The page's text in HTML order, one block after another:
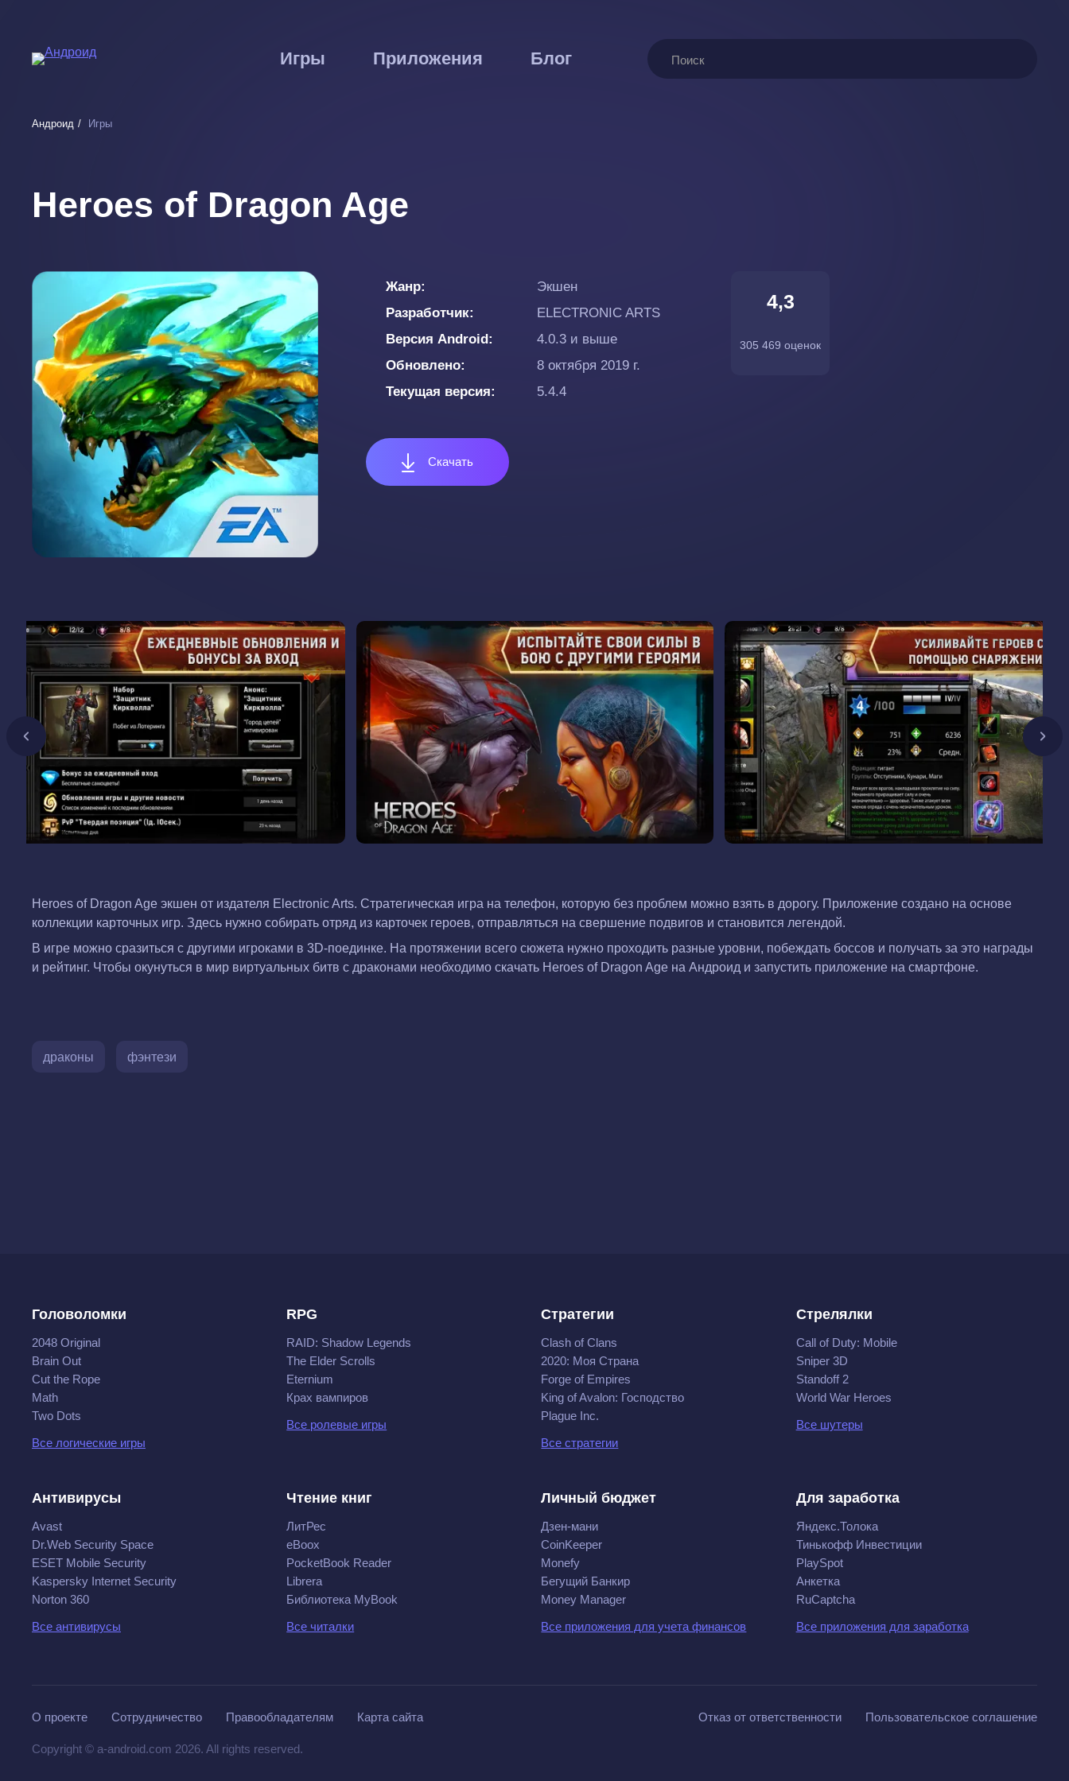
основному
Игры Приложения Блог Поиск
Андроид Игры
Heroes of Dragon Age
Жанр
Экшен
Разработчик
ELECTRONIC ARTS
Версия Android
4.0.3 и выше
Обновлено
8 октября 2019 г.
Текущая версия
5.4.4
Скачать
4,3
305 469 оценок
Heroes of Dragon Age экшен от издателя Electronic Arts. Стратегическая игра на телефон, которую без проблем можно взять в дорогу. Приложение создано на основе
коллекции карточных игр. Здесь нужно собирать отряд из карточек героев, отправляться на свершение подвигов и становится легендой.
В игре можно сразиться с другими игроками в 3D-поединке. На протяжении всего сюжета нужно проходить разные уровни, побеждать боссов и получать за это награды
и рейтинг. Чтобы окунуться в мир виртуальных битв с драконами необходимо скачать Heroes of Dragon Age на Андроид и запустить приложение на смартфоне.
драконы фэнтези
Головоломки
2048 Original
Brain Out
Cut the Rope
Math
Two Dots
Все логические игры
RPG
RAID: Shadow Legends
The Elder Scrolls
Eternium
Крах вампиров
Все ролевые игры
Стратегии
Clash of Clans
2020: Моя Cтрана
Forge of Empires
King of Avalon: Господство
Plague Inc.
Все стратегии
Стрелялки
Call of Duty: Mobile
Sniper 3D
Standoff 2
World War Heroes
Все шутеры
Антивирусы
Avast
Dr.Web Security Space
ESET Mobile Security
Kaspersky Internet Security
Norton 360
Все антивирусы
Чтение книг
ЛитРес
eBoox
PocketBook Reader
Librera
Библиотека MyBook
Все читалки
Личный бюджет
Дзен-мани
CoinKeeper
Monefy
Бегущий Банкир
Money Manager
Все приложения для учета финансов
Для заработка
Яндекс.Толока
Тинькофф Инвестиции
PlaySpot
Анкетка
RuCaptcha
Все приложения для заработка
О проекте Сотрудничество Правообладателям Карта сайта Отказ от ответственности Пользовательское соглашение
Copyright © a-android.com 2026. All rights reserved.